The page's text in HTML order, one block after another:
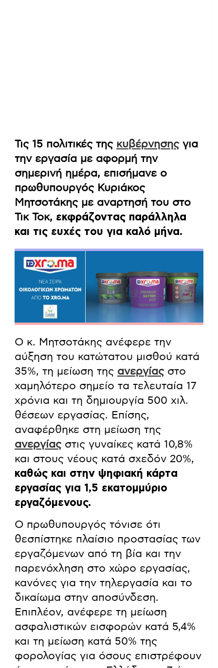
Τις 15 πολιτικές της κυβέρνησηςγια
την εργασία με αφορμή την
σημερινή ημέρα, επισήμανε ο
πρωθυπουργός Κυριάκος
Μητσοτάκης με αναρτησή του στο
Τικ Τοκ, εκφράζοντας παράλληλα
και τις ευχές του για καλό μήνα.
Ο κ. Μητσοτάκης ανέφερε την
αύξηση του κατώτατου μισθού κατά
35%, τη μείωση της ανεργίαςστο
χαμηλότερο σημείο τα τελευταία 17
χρόνια και τη δημιουργία 500 χιλ.
θέσεων εργασίας. Επίσης,
αναφέρθηκε στη μείωση της
ανεργίαςστις γυναίκες κατά 10,8%
και στους νέους κατά σχεδόν 20%,
καθώς και στην ψηφιακή κάρτα
εργασίας για 1,5 εκατομμύριο
εργαζόμενους.
Ο πρωθυπουργός τόνισε ότι
θεσπίστηκε πλαίσιο προστασίας των
εργαζόμενων από τη βία και την
παρενόχληση στο χώρο εργασίας,
κανόνες για την τηλεργασία και το
δικαίωμα στην αποσύνδεση.
Επιπλέον, ανέφερε τη μείωση
ασφαλιστικών εισφορών κατά 5,4%
και τη μείωση κατά 50% της
φορολογίας για όσους επιστρέφουν